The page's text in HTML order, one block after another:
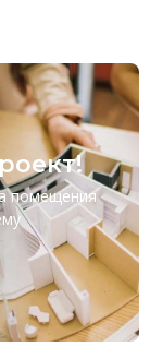
помещения